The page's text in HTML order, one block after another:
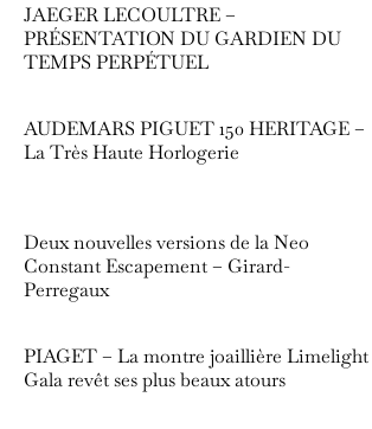
JAEGER LECOULTRE –
PRÉSENTATION DU GARDIEN DU
TEMPS PERPÉTUEL
AUDEMARS PIGUET 150 HERITAGE –
La Très Haute Horlogerie
Deux nouvelles versions de la Neo
Constant Escapement – Girard-
Perregaux
PIAGET – La montre joaillière Limelight
Gala revêt ses plus beaux atours